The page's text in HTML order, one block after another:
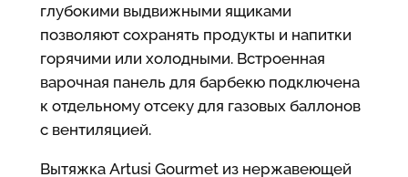
глубокими выдвижными ящиками
позволяют сохранять продукты и напитки
горячими или холодными. Встроенная
варочная панель для барбекю подключена
к отдельному отсеку для газовых баллонов
с вентиляцией.
Вытяжка Artusi Gourmet из нержавеющей